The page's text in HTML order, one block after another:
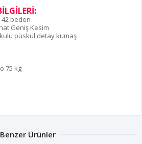
42 beden
Geniş Kesim
püskül detay kumaş
75 kg
Benzer Ürünler